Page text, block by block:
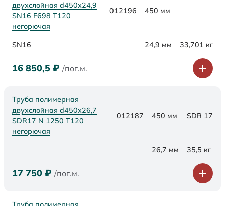
двухслойная d450х24,9
SN16 F698 Т120
негорючая
012196 450 мм
SN16 24,9 мм 33,701 кг
16 850,5 ₽ /пог.м.
Труба полимерная
двухслойная d450x26,7
SDR17 N 1250 Т120
негорючая
012187 450 мм SDR 17
26,7 мм 35,5 кг
17 750 ₽ /пог.м.